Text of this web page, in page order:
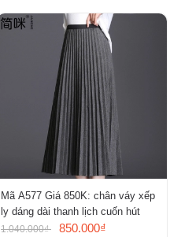
Mã A577 Giá 850K: chân váy xếp
ly dáng dài thanh lịch cuốn hút
1.040.000₫ 850.000₫